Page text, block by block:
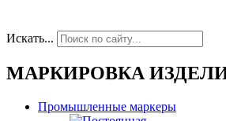
Искать...
МАРКИРОВКА
Промышленные маркеры